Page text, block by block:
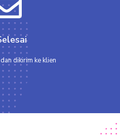
dikirim ke klien